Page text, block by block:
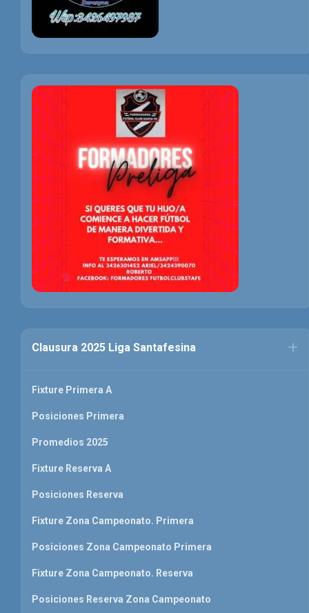
Clausura 2025 Liga Santafesina
Fixture Primera A
Posiciones Primera
Promedios 2025
Fixture Reserva A
Posiciones Reserva
Fixture Zona Campeonato. Primera
Posiciones Zona Campeonato Primera
Fixture Zona Campeonato. Reserva
Posiciones Reserva Zona Campeonato